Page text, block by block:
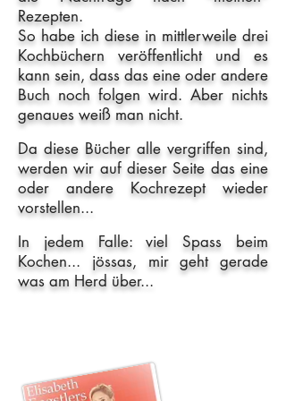
Rezepten.
So habe ich diese in mittlerweile drei
Kochbüchern veröffentlicht und es
kann sein, dass das eine oder andere
Buch noch folgen wird. Aber nichts
genaues weiß man nicht.
Da diese Bücher alle vergriffen sind,
werden wir auf dieser Seite das eine
oder andere Kochrezept wieder
vorstellen...
In jedem Falle: viel Spass beim
Kochen... jössas, mir geht gerade
was am Herd über...